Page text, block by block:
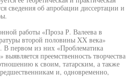
сведения об апробации диссертации и
работы «Проза Р. Валеева в
второй половины XX века»
В первом из них «Проблематика
преемственность творчества
к своим, татарским, а также
и, одновременно,